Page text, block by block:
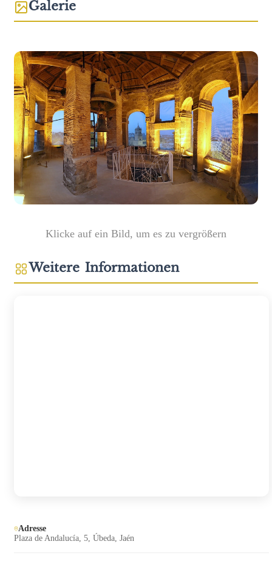
Galerie
Klicke auf ein Bild, um es zu vergrößern
Weitere Informationen
Adresse
Plaza de Andalucía, 5, Úbeda, Jaén